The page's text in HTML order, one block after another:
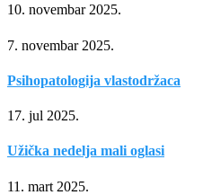
10. novembar 2025.
7. novembar 2025.
Psihopatologija vlastodržaca
17. jul 2025.
Užička nedelja mali oglasi
11. mart 2025.